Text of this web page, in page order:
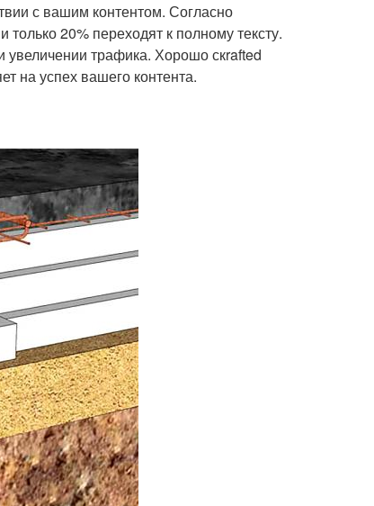
с вашим контентом. Согласно
20% переходят к полному тексту.
трафика. Хорошо скrafted
на успех вашего контента.